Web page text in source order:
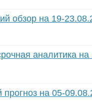
обзор на 19-
аналитика на
на 05-